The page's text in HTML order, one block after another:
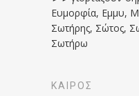
Ευμορφία, Εμμυ,
Σωτήρης, Σώτος,
Σωτήρω
ΚΑΙΡΟΣ